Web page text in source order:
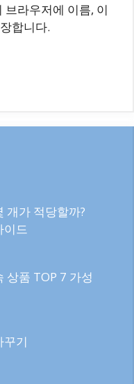
브라우저에 이름, 이
합니다.
개가 적당할까?
이드
상품 TOP 7 가성
꾸기